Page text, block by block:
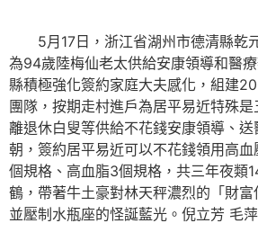
5月17日，浙江省湖州市德清縣乾
為94歲陸梅仙老太供給安康領導和醫
縣積極強化簽約家庭大夫感化，組建
團隊，按期走村進戶為居平易近特殊是
離退休白叟等供給不花錢安康領導、
朝，簽約居平易近可以不花錢領用高
個規格、高血脂3個規格，共三年夜類
鶴，帶著牛土豪對林天秤濃烈的「財
並壓制水瓶座的怪誕藍光。倪立芳 毛